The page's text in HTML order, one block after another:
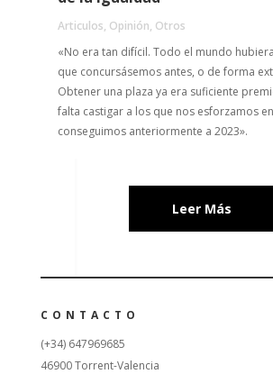
Articulos, Opinión, Otros
«No era tan difícil. Todo el mundo
que concursásemos antes, o de forma
Obtener una plaza ya era suficiente
falta castigar a los que nos esforzamos
conseguimos anteriormente a 2023».
Leer Más
CONTACTO
(+34) 647969685
46900 Torrent-Valencia